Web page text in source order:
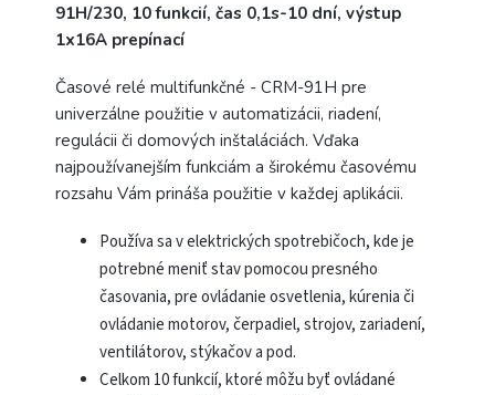
91H/230, 10 funkcií, čas 0,1s-10 dní, výstup
1x16A prepínací
Časové relé multifunkčné - CRM-91H pre
univerzálne použitie v automatizácii, riadení,
regulácii či domových inštaláciách. Vďaka
najpoužívanejším funkciám a širokému časovému
rozsahu Vám prináša použitie v každej aplikácii.
Používa sa v elektrických spotrebičoch, kde je
potrebné meniť stav pomocou presného
časovania, pre ovládanie osvetlenia, kúrenia či
ovládanie motorov, čerpadiel, strojov, zariadení,
ventilátorov, stýkačov a pod.
Celkom 10 funkcií, ktoré môžu byť ovládané